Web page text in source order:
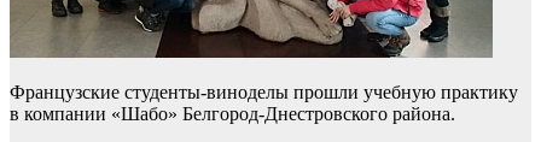
Французские студенты-виноделы прошли учебную практику
в компании «Шабо» Белгород-Днестровского района.